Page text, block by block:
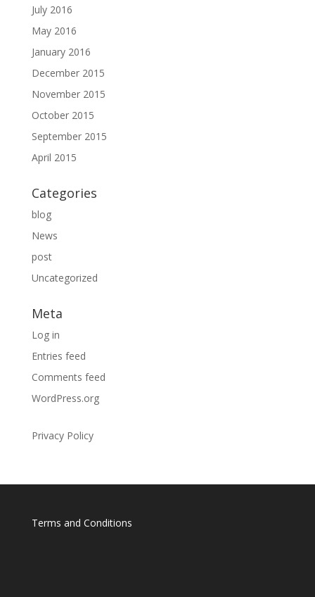
July 2016
May 2016
January 2016
December 2015
November 2015
October 2015
September 2015
April 2015
Categories
blog
News
post
Uncategorized
Meta
Log in
Entries feed
Comments feed
WordPress.org
Privacy Policy
Terms and Conditions